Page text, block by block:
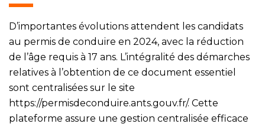
D’importantes évolutions attendent les candidats
au permis de conduire en 2024, avec la réduction
de l’âge requis à 17 ans. L’intégralité des démarches
relatives à l’obtention de ce document essentiel
sont centralisées sur le site
https://permisdeconduire.ants.gouv.fr/. Cette
plateforme assure une gestion centralisée efficace